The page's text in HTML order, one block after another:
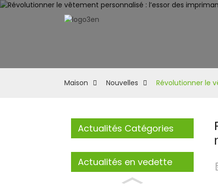
Maison Nouvelles Révolutionner le
Actualités Catégories
Actualités en vedette